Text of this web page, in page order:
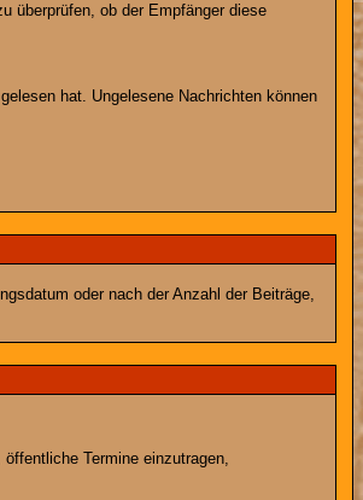
überprüfen, ob der Empfänger diese
hat. Ungelesene Nachrichten können
oder nach der Anzahl der Beiträge,
Termine einzutragen,